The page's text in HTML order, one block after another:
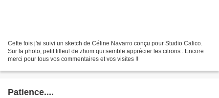
Cette fois j'ai suivi un sketch de Céline Navarro conçu pour Studio Calico.
Sur la photo, petit filleul de zhom qui semble apprécier les citrons : Encore
merci pour tous vos commentaires et vos visites !!
Patience....